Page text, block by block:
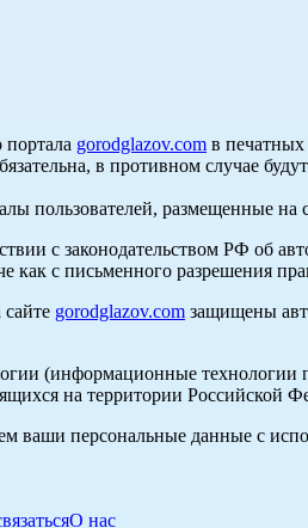
gorodglazov.com в печатных
в противном случае
пользователей, размещенные на
с законодательством РФ об
как с письменного разрешения
gorodglazov.com защищены
(информационные технологии
на территории Российской
ваши персональные данные с
О нас